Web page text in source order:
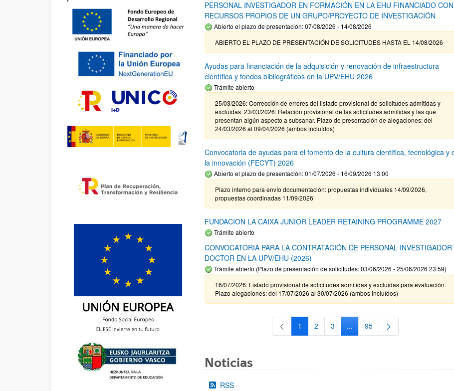
PERSONAL INVESTIGADOR EN FORMACIÓN EN LA EHU FINANCIADO CON
RECURSOS PROPIOS DE UN GRUPO/PROYECTO DE INVESTIGACIÓN
Abierto el plazo de presentación: 07/08/2026 - 14/08/2026
ABIERTO EL PLAZO DE PRESENTACIÓN DE SOLICITUDES HASTA EL 14/08/2026
Ayudas para financiación de la adquisición y renovación de infraestructura
científica y fondos bibliográficos en la UPV/EHU 2026
Trámite abierto
25/03/2026: Corrección de errores del listado provisional de solicitudes admitidas y
excluidas. 23/03/2026: Relación provisional de las solicitudes admitidas y las que
presentan algún aspecto a subsanar. Plazo de presentación de alegaciones: del
24/03/2026 al 09/04/2026 (ambos incluídos)
Convocatoria de ayudas para el fomento de la cultura científica, tecnológica y
la innovación (FECYT) 2026
Abierto el plazo de presentación: 01/07/2026 - 16/09/2026 13:00
Plazo interno para envío documentación: propuestas individuales 14/09/2026,
propuestas coordinadas 11/09/2026
FUNDACION LA CAIXA JUNIOR LEADER RETAINING PROGRAMME 2027
Trámite abierto
CONVOCATORIA PARA LA CONTRATACIÓN DE PERSONAL INVESTIGADOR
DOCTOR EN LA UPV/EHU (2026)
Trámite abierto (Plazo de presentación de solicitudes: 03/06/2026 - 25/06/2026 23:59)
16/07/2026: Listado provisional de solicitudes admitidas y excluidas para evaluación.
Plazo alegaciones: del 17/07/2026 al 30/07/2026 (ambos incluídos)
Página
1 Página
2 Página
3 ...Páginas intermedias Use TAB
Página
95
Noticias
RSS